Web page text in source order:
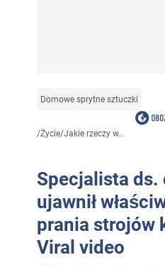
Domowe sprytne sztuczki
/Życie/Jakie rzeczy w...
Specjalista ds.
ujawnił
prania strojów
Viral video